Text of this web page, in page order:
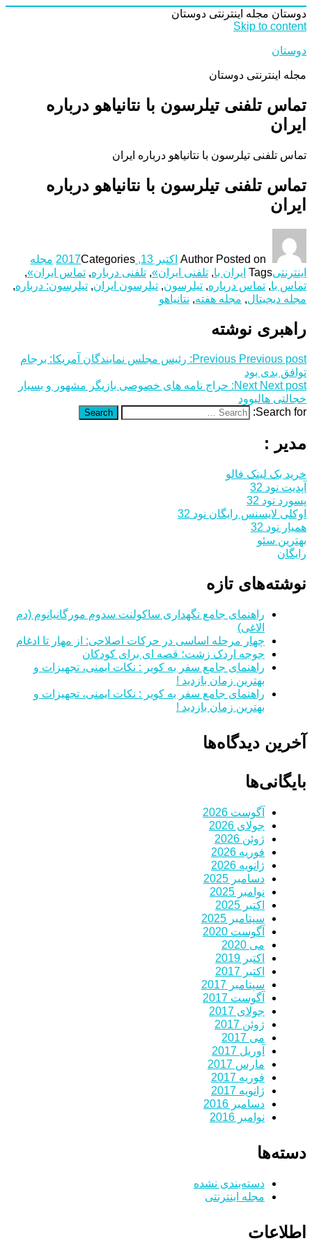
دوستان مجله اینترنتی دوستان
Skip to content
دوستان
مجله اینترنتی دوستان
تماس تلفنی تیلرسون با نتانیاهو درباره
ایران
تماس تلفنی تیلرسون با نتانیاهو درباره ایران
تماس تلفنی تیلرسون با نتانیاهو درباره
ایران
Author Posted on اکتبر 13, 2017 Categories
مجله
اینترنتیTags ایران با, تلفنی ایران», تلفنی درباره, تماس ایران»,
تماس با, تماس درباره, تیلرسون, تیلرسون ایران, تیلرسون: درباره,
مجله دیجیتال, مجله هفته, نتانیاهو
راهبری نوشته
Previous Previous post:
رئیس مجلس نمایندگان آمریکا: برجام
توافق بدی بود
Next Next post:
حراج نامه های خصوصی بازیگر مشهور و بسیار
خجالتی هالیوود
Search for:
Search
مدیر :
خرید بک لینک فالو
آپدیت نود 32
پسورد نود 32
اوکلی لایسنس رایگان نود 32
همیار نود 32
بهترین سئو
رایگان
نوشته‌های تازه
راهنمای جامع نگهداری ساکولنت سدوم مورگانیانوم (دم
الاغی)
چهار مرحله اساسی در حرکات اصلاحی: از مهار تا ادغام
جوجه اردک زشت؛ قصه ای برای کودکان
راهنمای جامع سفر به کویر : نکات ایمنی، تجهیزات و
بهترین زمان بازدید !
راهنمای جامع سفر به کویر : نکات ایمنی، تجهیزات و
بهترین زمان بازدید !
آخرین دیدگاه‌ها
بایگانی‌ها
آگوست 2026
جولای 2026
ژوئن 2026
فوریه 2026
ژانویه 2026
دسامبر 2025
نوامبر 2025
اکتبر 2025
سپتامبر 2025
آگوست 2020
می 2020
اکتبر 2019
اکتبر 2017
سپتامبر 2017
آگوست 2017
جولای 2017
ژوئن 2017
می 2017
آوریل 2017
مارس 2017
فوریه 2017
ژانویه 2017
دسامبر 2016
نوامبر 2016
دسته‌ها
دسته‌بندی نشده
مجله اینترنتی
اطلاعات